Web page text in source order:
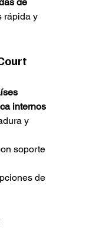
rápida y
internos
y
soporte
de